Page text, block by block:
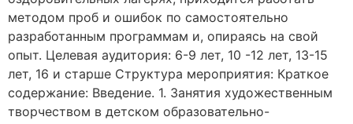
методом проб и ошибок по самостоятельно
разработанным программам и, опираясь на свой
опыт. Целевая аудитория: 6-9 лет, 10 -12 лет, 13-15
лет, 16 и старше Структура мероприятия: Краткое
содержание: Введение. 1. Занятия художественным
творчеством в детском образовательно-